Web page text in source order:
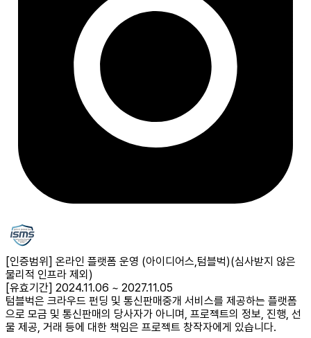
[인증범위] 온라인 플랫폼 운영 (아이디어스,텀블벅)(심사받지 않은
물리적 인프라 제외)
[유효기간] 2024.11.06 ~ 2027.11.05
텀블벅은 크라우드 펀딩 및 통신판매중개 서비스를 제공하는 플랫폼
으로 모금 및 통신판매의 당사자가 아니며, 프로젝트의 정보, 진행, 선
물 제공, 거래 등에 대한 책임은 프로젝트 창작자에게 있습니다.